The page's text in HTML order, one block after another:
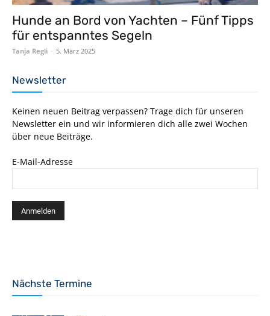
Hunde an Bord von Yachten – Fünf Tipps
für entspanntes Segeln
Tanja Regli - 5. März 2025
Newsletter
Keinen neuen Beitrag verpassen? Trage dich für unseren
Newsletter ein und wir informieren dich alle zwei Wochen
über neue Beiträge.
E-Mail-Adresse
Nächste Termine